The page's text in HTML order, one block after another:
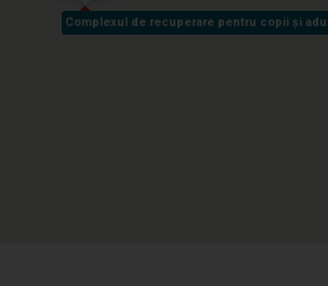
Complexul de recuperare pentru copii și
Complexul de recuperare pentru copii și